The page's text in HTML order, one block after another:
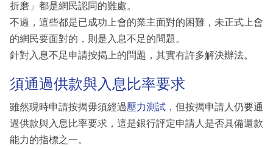
折磨」都是網民認同的難處。
不過，這些都是已成功上會的業主面對的困難，未正式上會
的網民要面對的，則是入息不足的問題。
針對入息不足申請按揭上的問題，其實有許多解決辦法。
須通過供款與入息比率要求
雖然現時申請按揭毋須經過壓力測試 ，但按揭申請人仍要通
過供款與入息比率要求，這是銀行評定申請人是否具備還款
能力的指標之一。